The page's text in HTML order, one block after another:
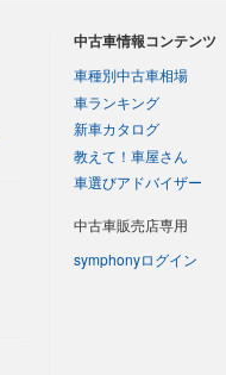
中古車情報コンテンツ
車種別中古車相場
車ランキング
新車カタログ
教えて！車屋さん
車選びアドバイザー
中古車販売店専用
symphonyログイン